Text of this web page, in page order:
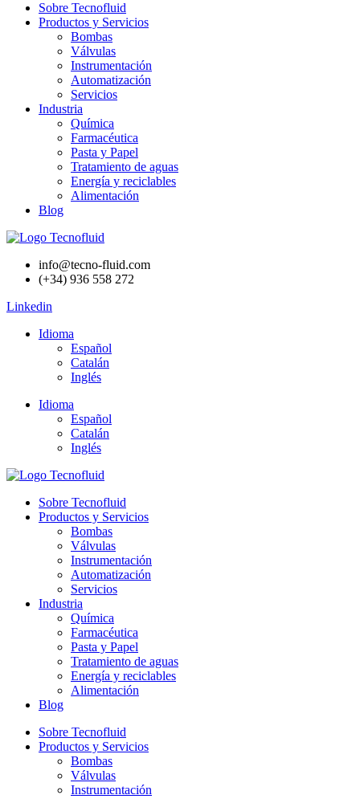
Sobre Tecnofluid
Productos y Servicios
Bombas
Válvulas
Instrumentación
Automatización
Servicios
Industria
Química
Farmacéutica
Pasta y Papel
Tratamiento de aguas
Energía y reciclables
Alimentación
Blog
info@tecno-fluid.com
(+34) 936 558 272
Linkedin
Idioma
Español
Catalán
Inglés
Idioma
Español
Catalán
Inglés
Sobre Tecnofluid
Productos y Servicios
Bombas
Válvulas
Instrumentación
Automatización
Servicios
Industria
Química
Farmacéutica
Pasta y Papel
Tratamiento de aguas
Energía y reciclables
Alimentación
Blog
Sobre Tecnofluid
Productos y Servicios
Bombas
Válvulas
Instrumentación